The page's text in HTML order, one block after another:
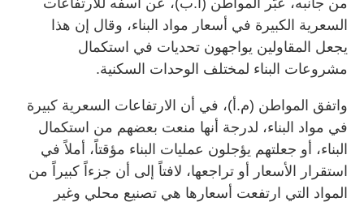
السعرية الكبيرة في أسعار مواد البناء، وقال إن هذا
يجعل المقاولين يواجهون تحديات في استكمال
مشروعات البناء لمختلف الوحدات السكنية.
واتفق المواطن (م.أ)، في أن الارتفاعات السعرية كبيرة
في مواد البناء، لدرجة أنها منعت بعضهم من استكمال
البناء، أو جعلتهم يؤجلون عمليات البناء مؤقتاً، أملاً في
استقرار الأسعار أو تراجعها، لافتاً إلى أن جزءاً كبيراً من
المواد التي ارتفعت أسعارها هي تصنيع محلي وغير